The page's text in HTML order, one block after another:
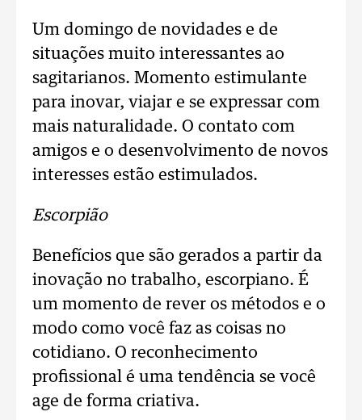
Um domingo de novidades e de
situações muito interessantes ao
sagitarianos. Momento estimulante
para inovar, viajar e se expressar com
mais naturalidade. O contato com
amigos e o desenvolvimento de novos
interesses estão estimulados.
Escorpião
Benefícios que são gerados a partir da
inovação no trabalho, escorpiano. É
um momento de rever os métodos e o
modo como você faz as coisas no
cotidiano. O reconhecimento
profissional é uma tendência se você
age de forma criativa.